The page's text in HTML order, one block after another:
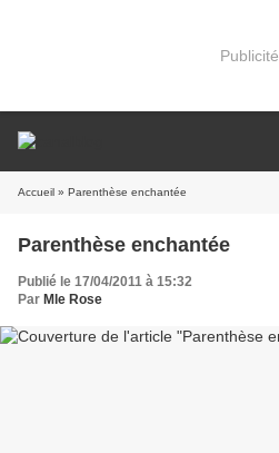
Publicité
Accueil » Parenthèse enchantée
Parenthèse enchantée
Publié le 17/04/2011 à 15:32
Par Mle Rose